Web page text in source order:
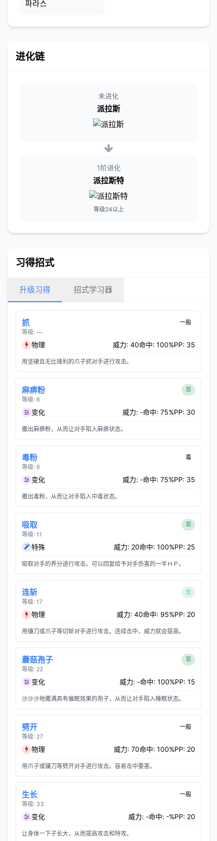
파라스
进化链
未进化
派拉斯
1阶进化
派拉斯特
等级24以上
习得招式
升级习得 招式学习器
抓
等级: —
一般
物理 威力: 40命中: 100%PP: 35
用坚硬且无比锋利的爪子抓对手进行攻击。
麻痹粉
等级: 6
草
变化 威力: -命中: 75%PP: 30
撒出麻痹粉，从而让对手陷入麻痹状态。
毒粉
等级: 6
毒
变化 威力: -命中: 75%PP: 35
撒出毒粉，从而让对手陷入中毒状态。
吸取
等级: 11
草
特殊 威力: 20命中: 100%PP: 25
吸取对手的养分进行攻击。可以回复给予对手伤害的一半ＨＰ。
连斩
等级: 17
虫
物理 威力: 40命中: 95%PP: 20
用镰刀或爪子等切斩对手进行攻击。连续击中，威力就会提高。
蘑菇孢子
等级: 22
草
变化 威力: -命中: 100%PP: 15
沙沙沙地撒满具有催眠效果的孢子，从而让对手陷入睡眠状态。
劈开
等级: 27
一般
物理 威力: 70命中: 100%PP: 20
用爪子或镰刀等劈开对手进行攻击。容易击中要害。
生长
等级: 33
一般
变化 威力: -命中: -%PP: 20
让身体一下子长大，从而提高攻击和特攻。